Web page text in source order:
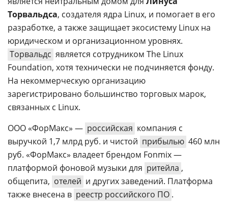
Торвальдса, создателя ядра Linux, и помогает в его
разработке, а также защищает экосистему Linux на
юридическом и организационном уровнях.
Торвальдс является сотрудником The Linux
Foundation, хотя технически не подчиняется фонду.
На некоммерческую организацию
зарегистрировано большинство торговых марок,
связанных с Linux.
ООО «ФорМакс» — российская компания с
выручкой 1,7 млрд руб. и чистой прибылью 460 млн
руб. «ФорМакс» владеет брендом Fonmix —
платформой фоновой музыки для ритейла ,
общепита, отелей и других заведений. Платформа
также внесена в реестр российского ПО .